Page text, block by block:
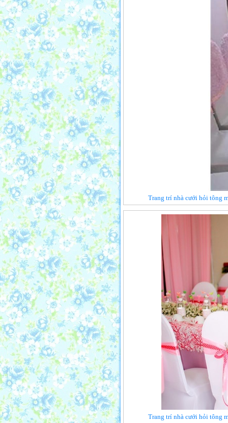
Trang trí nhà cưới hỏi tông
Trang trí nhà cưới hỏi tông